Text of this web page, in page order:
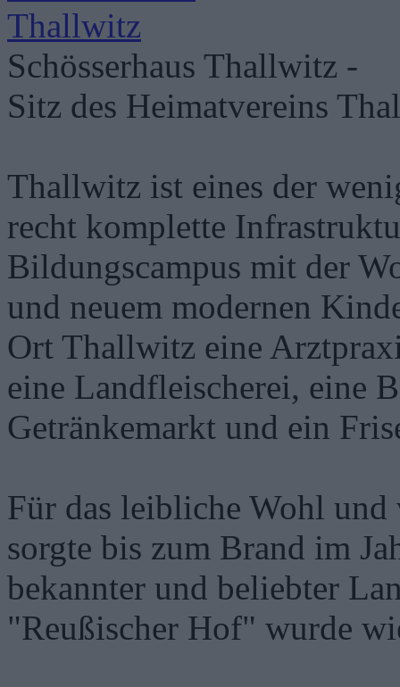
Schösserhaus Thallwitz -
Sitz des Heimatvereins
Thallwitz ist eines der
recht komplette
Bildungscampus mit der
und neuem modernen
Ort Thallwitz eine
eine Landfleischerei, eine
Getränkemarkt und ein
Für das leibliche Wohl
sorgte bis zum Brand im
bekannter und beliebter
"Reußischer Hof" wurde